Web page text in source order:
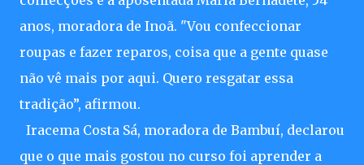
anos, moradora de Inoã. "Vou confeccionar
roupas e fazer reparos, coisa que a gente quase
não vê mais por aqui. Quero resgatar essa
tradição”, afirmou.
Iracema Costa Sá, moradora de Bambuí, declarou
que o que mais gostou no curso foi aprender a